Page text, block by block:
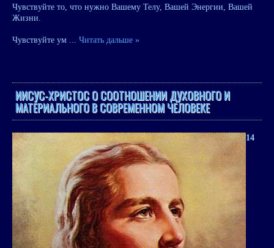
Чувствуйте то, что нужно Вашему Телу, Вашей Энергии, Вашей
Жизни.
Чувствуйте ум ... Читать дальше »
ИИСУС-ХРИСТОС О СООТНОШЕНИИ ДУХОВНОГО И
МАТЕРИАЛЬНОГО В СОВРЕМЕННОМ ЧЕЛОВЕКЕ
14